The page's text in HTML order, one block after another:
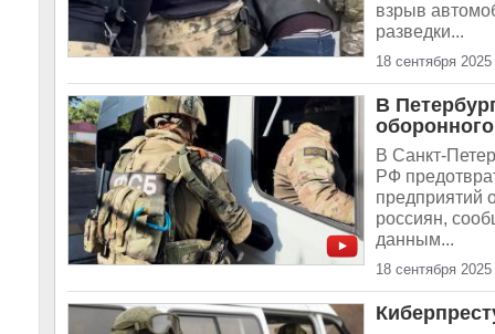
взрыв
разведки...
18 сентября 2025
В
В Санкт-
РФ
предприятий
россиян,
данным...
18 сентября 2025